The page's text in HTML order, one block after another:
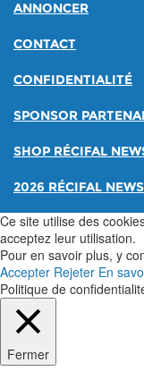
ANNONCER
CONTACT
CONFIDENTIALITÉ
SPONSOR
SHOP RÉCIFAL
2026 RÉCIFAL NEWS
Ce site utilise des
acceptez leur utilisation.
Pour en savoir plus, y
Accepter Rejeter En
Politique de
Fermer